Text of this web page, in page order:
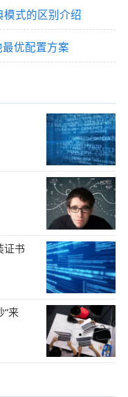
式的区别介绍
优配置方案
证书
”来